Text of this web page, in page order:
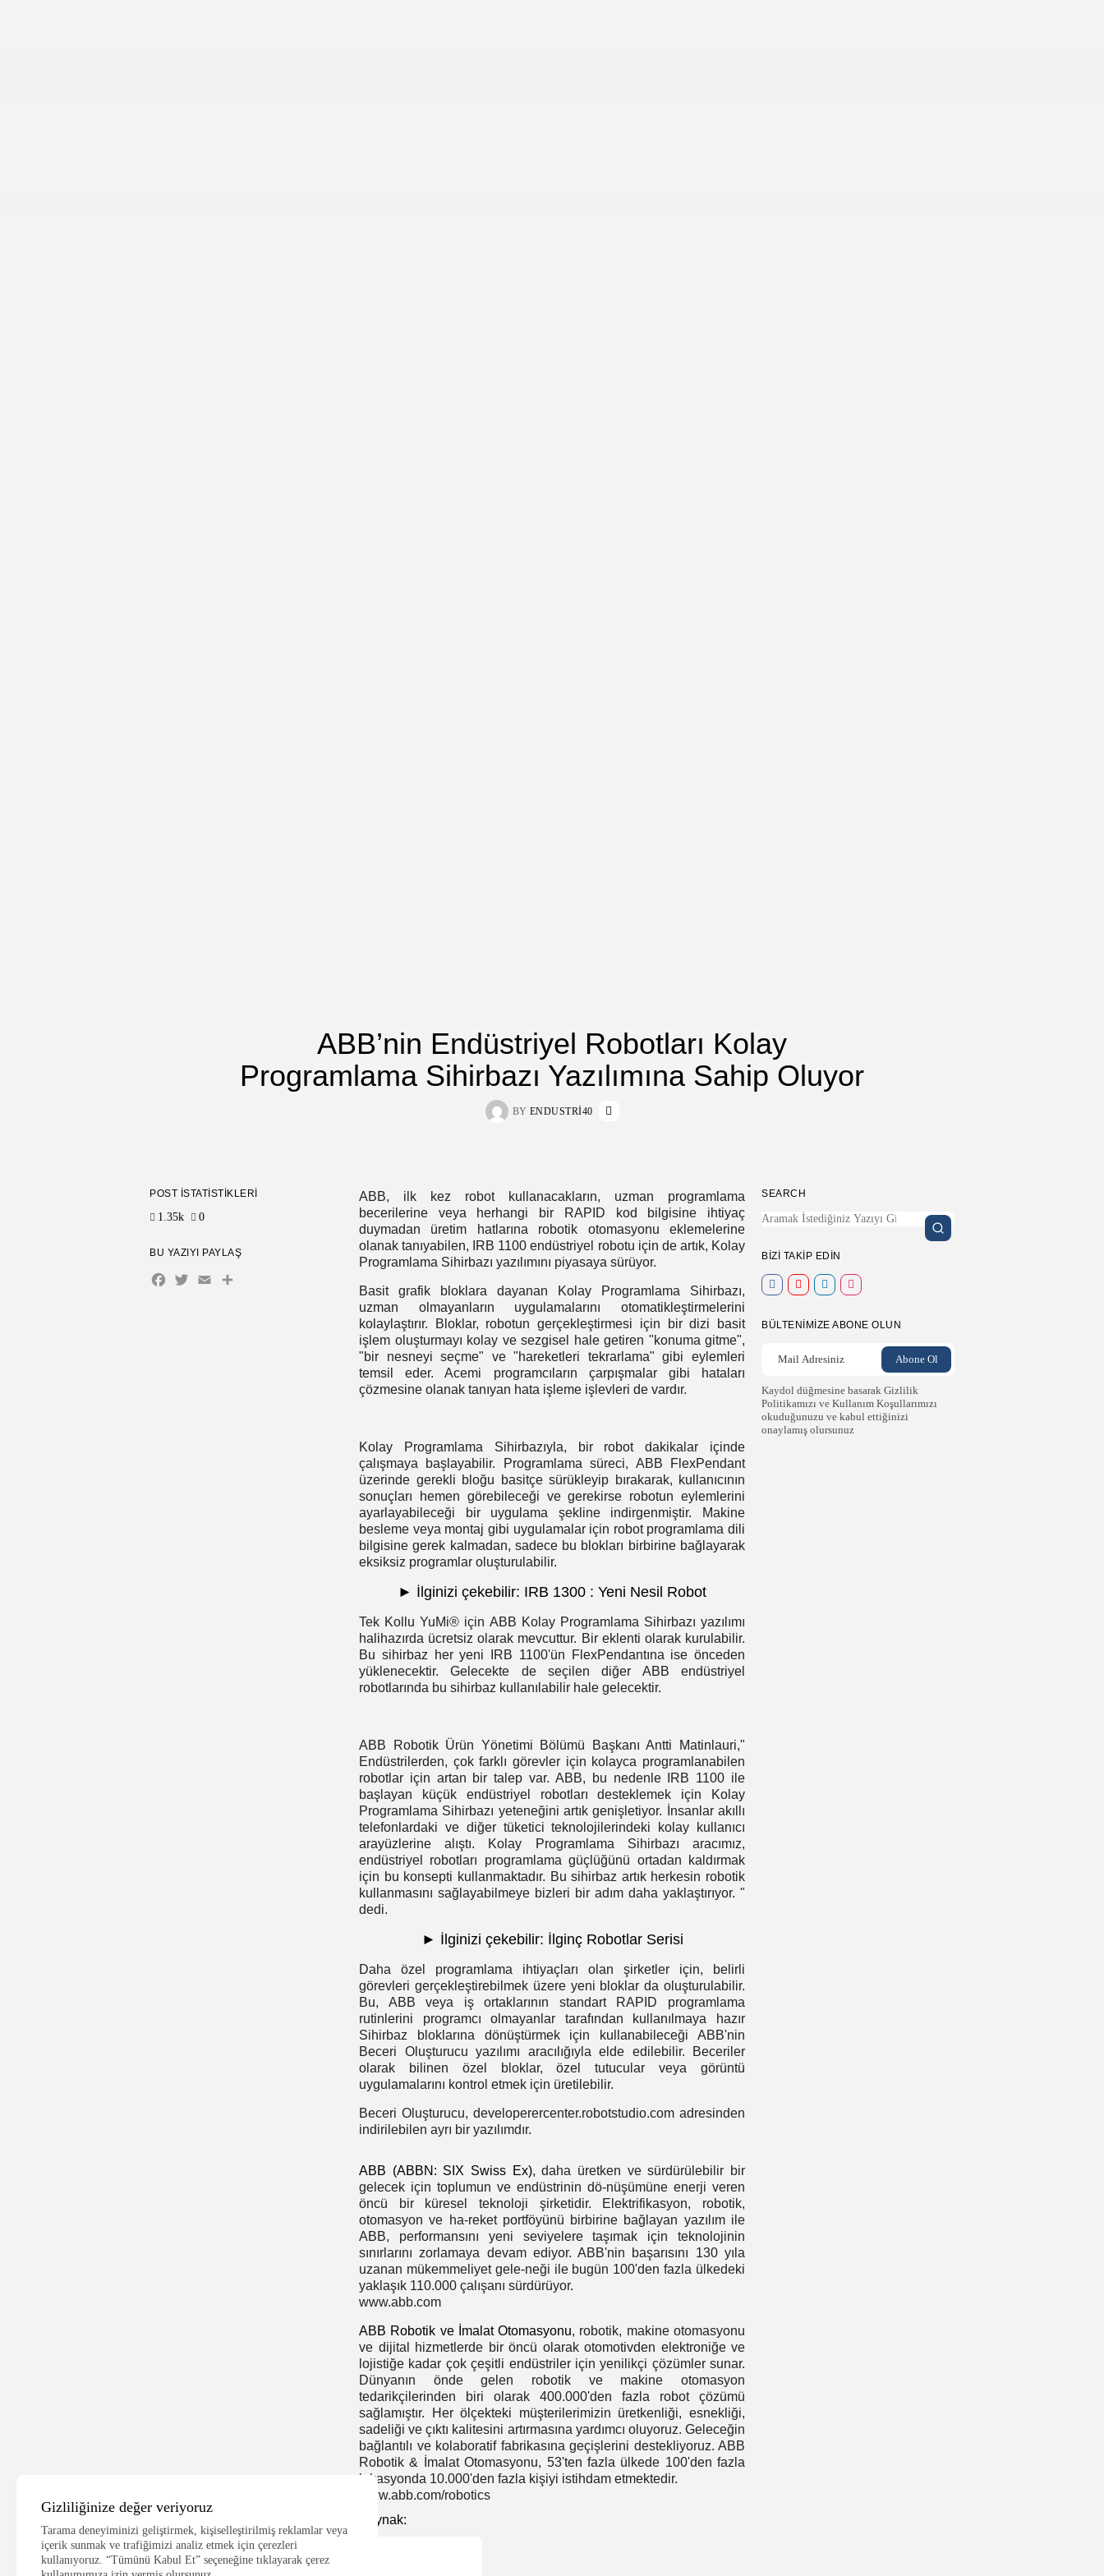
Gizliliğinize değer veriyoruz
Tarama deneyiminizi geliştirmek, kişiselleştirilmiş reklamlar veya
içerik sunmak ve trafiğimizi analiz etmek için çerezleri
kullanıyoruz. “Tümünü Kabul Et” seçeneğine tıklayarak çerez
ABB’nin Endüstriyel Robotları Kolay
Programlama Sihirbazı Yazılımına Sahip Oluyor
BY ENDUSTRI40
SEARCH
BIZI TAKIP EDIN
BÜLTENIMIZE ABONE OLUN
Kaydol düğmesine basarak Gizlilik
Politikamızı ve Kullanım Koşullarımızı
okuduğunuzu ve kabul ettiğinizi
onaylamış olursunuz
ABB, ilk kez robot kullanacakların, uzman programlama
becerilerine veya herhangi bir RAPID kod bilgisine ihtiyaç
duymadan üretim hatlarına robotik otomasyonu eklemelerine
olanak tanıyabilen, IRB 1100 endüstriyel robotu için de artık, Kolay
Programlama Sihirbazı yazılımını piyasaya sürüyor.
Basit grafik bloklara dayanan Kolay Programlama Sihirbazı,
uzman olmayanların uygulamalarını otomatikleştirmelerini
kolaylaştırır. Bloklar, robotun gerçekleştirmesi için bir dizi basit
işlem oluşturmayı kolay ve sezgisel hale getiren "konuma gitme",
"bir nesneyi seçme" ve "hareketleri tekrarlama" gibi eylemleri
temsil eder. Acemi programcıların çarpışmalar gibi hataları
çözmesine olanak tanıyan hata işleme işlevleri de vardır.
Kolay Programlama Sihirbazıyla, bir robot dakikalar içinde
çalışmaya başlayabilir. Programlama süreci, ABB FlexPendant
üzerinde gerekli bloğu basitçe sürükleyip bırakarak, kullanıcının
sonuçları hemen görebileceği ve gerekirse robotun eylemlerini
ayarlayabileceği bir uygulama şekline indirgenmiştir. Makine
besleme veya montaj gibi uygulamalar için robot programlama dili
bilgisine gerek kalmadan, sadece bu blokları birbirine bağlayarak
eksiksiz programlar oluşturulabilir.
► İlginizi çekebilir: IRB 1300 : Yeni Nesil Robot
Tek Kollu YuMi® için ABB Kolay Programlama Sihirbazı yazılımı
halihazırda ücretsiz olarak mevcuttur. Bir eklenti olarak kurulabilir.
Bu sihirbaz her yeni IRB 1100'ün FlexPendantına ise önceden
yüklenecektir. Gelecekte de seçilen diğer ABB endüstriyel
robotlarında bu sihirbaz kullanılabilir hale gelecektir.
ABB Robotik Ürün Yönetimi Bölümü Başkanı Antti Matinlauri,"
Endüstrilerden, çok farklı görevler için kolayca programlanabilen
robotlar için artan bir talep var. ABB, bu nedenle IRB 1100 ile
başlayan küçük endüstriyel robotları desteklemek için Kolay
Programlama Sihirbazı yeteneğini artık genişletiyor. İnsanlar akıllı
telefonlardaki ve diğer tüketici teknolojilerindeki kolay kullanıcı
arayüzlerine alıştı. Kolay Programlama Sihirbazı aracımız,
endüstriyel robotları programlama güçlüğünü ortadan kaldırmak
için bu konsepti kullanmaktadır. Bu sihirbaz artık herkesin robotik
kullanmasını sağlayabilmeye bizleri bir adım daha yaklaştırıyor. "
dedi.
► İlginizi çekebilir: İlginç Robotlar Serisi
Daha özel programlama ihtiyaçları olan şirketler için, belirli
görevleri gerçekleştirebilmek üzere yeni bloklar da oluşturulabilir.
Bu, ABB veya iş ortaklarının standart RAPID programlama
rutinlerini programcı olmayanlar tarafından kullanılmaya hazır
Sihirbaz bloklarına dönüştürmek için kullanabileceği ABB'nin
Beceri Oluşturucu yazılımı aracılığıyla elde edilebilir. Beceriler
olarak bilinen özel bloklar, özel tutucular veya görüntü
uygulamalarını kontrol etmek için üretilebilir.
Beceri Oluşturucu, developerercenter.robotstudio.com adresinden
indirilebilen ayrı bir yazılımdır.
ABB (ABBN: SIX Swiss Ex), daha üretken ve sürdürülebilir bir
gelecek için toplumun ve endüstrinin dö-nüşümüne enerji veren
öncü bir küresel teknoloji şirketidir. Elektrifikasyon, robotik,
otomasyon ve ha-reket portföyünü birbirine bağlayan yazılım ile
ABB, performansını yeni seviyelere taşımak için teknolojinin
sınırlarını zorlamaya devam ediyor. ABB'nin başarısını 130 yıla
uzanan mükemmeliyet gele-neği ile bugün 100'den fazla ülkedeki
yaklaşık 110.000 çalışanı sürdürüyor.
www.abb.com
ABB Robotik ve İmalat Otomasyonu, robotik, makine otomasyonu
ve dijital hizmetlerde bir öncü olarak otomotivden elektroniğe ve
lojistiğe kadar çok çeşitli endüstriler için yenilikçi çözümler sunar.
Dünyanın önde gelen robotik ve makine otomasyon
tedarikçilerinden biri olarak 400.000'den fazla robot çözümü
sağlamıştır. Her ölçekteki müşterilerimizin üretkenliği, esnekliği,
sadeliği ve çıktı kalitesini artırmasına yardımcı oluyoruz. Geleceğin
bağlantılı ve kolaboratif fabrikasına geçişlerini destekliyoruz. ABB
Robotik & İmalat Otomasyonu, 53'ten fazla ülkede 100'den fazla
lokasyonda 10.000'den fazla kişiyi istihdam etmektedir.
www.abb.com/robotics
Kaynak:
POST İSTATISTIKLERI
1.35k 0
BU YAZIYI PAYLAŞ
Facebook
Twitter
EmailShare